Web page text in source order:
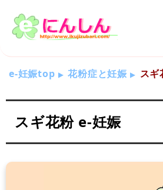
e-妊娠top 花粉症と妊娠 スギ
スギ花粉 e-妊娠